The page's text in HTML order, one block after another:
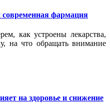
фармация
как устроены лекарства,
на что обращать внимание
на здоровье и снижение